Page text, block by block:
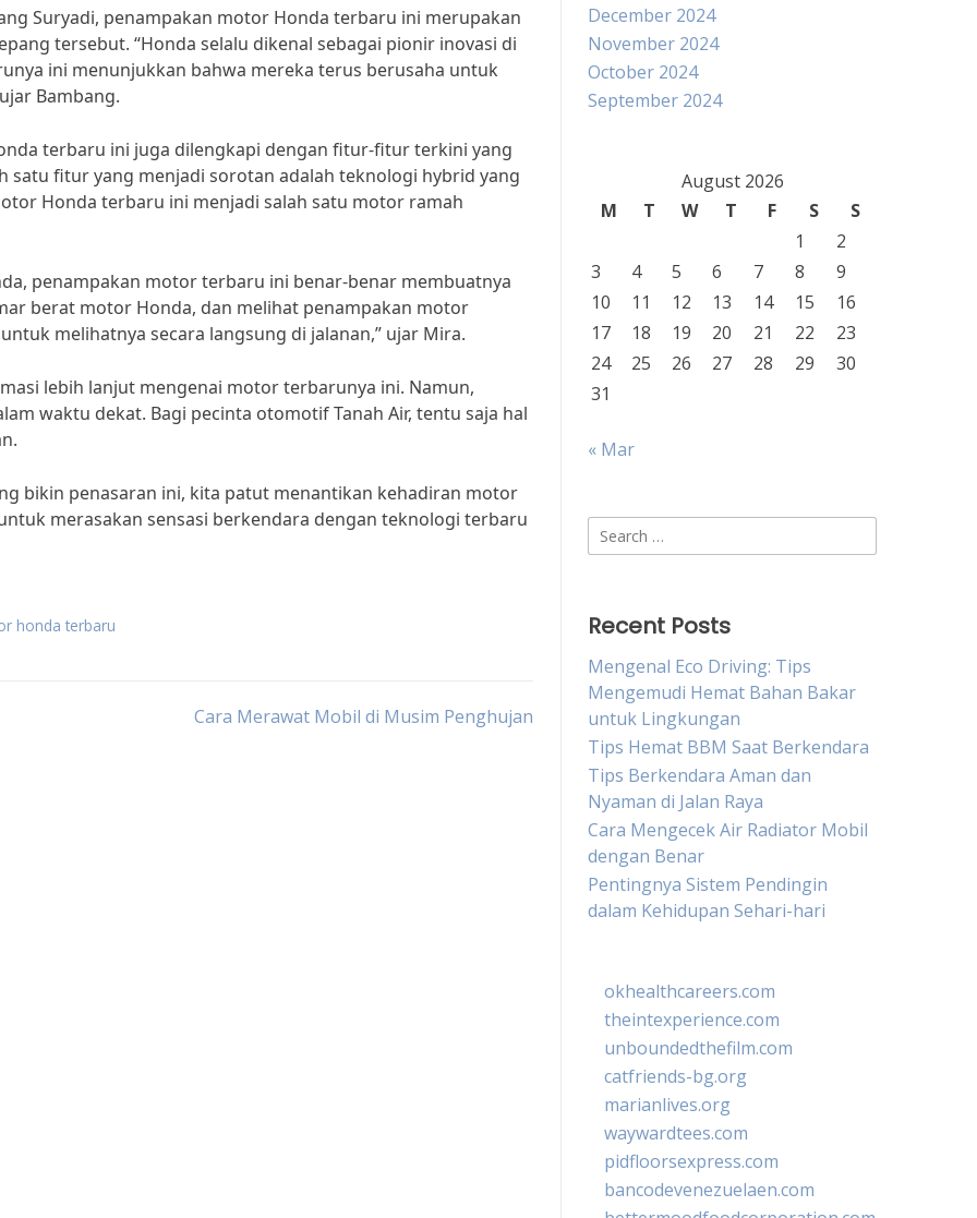
Suryadi, penampakan motor Honda terbaru ini merupakan
tersebut. “Honda selalu dikenal sebagai pionir inovasi di
ini menunjukkan bahwa mereka terus berusaha untuk
Bambang.
terbaru ini juga dilengkapi dengan fitur-fitur terkini yang
satu fitur yang menjadi sorotan adalah teknologi hybrid yang
Honda terbaru ini menjadi salah satu motor ramah
penampakan motor terbaru ini benar-benar membuatnya
berat motor Honda, dan melihat penampakan motor
melihatnya secara langsung di jalanan,” ujar Mira.
lebih lanjut mengenai motor terbarunya ini. Namun,
waktu dekat. Bagi pecinta otomotif Tanah Air, tentu saja hal
bikin penasaran ini, kita patut menantikan kehadiran motor
merasakan sensasi berkendara dengan teknologi terbaru
honda terbaru
Cara Merawat Mobil di Musim Penghujan
December 2024
November 2024
October 2024
September 2024
August 2026
M
T W T F S
S
1
2
3
4 5 6 7 8
9
10
11 12 13 14 15
16
17
18 19 20 21 22
23
24
25 26 27 28 29
30
31
« Mar
Search
for:
Recent Posts
Mengenal Eco Driving: Tips
Mengemudi Hemat Bahan Bakar
untuk Lingkungan
Tips Hemat BBM Saat Berkendara
Tips Berkendara Aman dan
Nyaman di Jalan Raya
Cara Mengecek Air Radiator Mobil
dengan Benar
Pentingnya Sistem Pendingin
dalam Kehidupan Sehari-hari
okhealthcareers.com
theintexperience.com
unboundedthefilm.com
catfriends-bg.org
marianlives.org
waywardtees.com
pidfloorsexpress.com
bancodevenezuelaen.com